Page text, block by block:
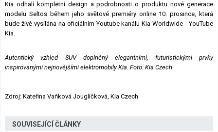
Kia odhalí kompletní design a podrobnosti o produktu nové generace
modelu Seltos během jeho světové premiéry online 10. prosince, která
bude živě vysílána na oficiálním Youtube kanálu Kia Worldwide - YouTube
Kia.
Autentický vzhled SUV doplněný elegantními, futuristickými prvky
inspirovanými nejnovějšími elektromobily Kia. Foto: Kia Czech
Zdroj: Kateřina Vaňková Jouglíčková, Kia Czech
SOUVISEJÍCÍ ČLÁNKY